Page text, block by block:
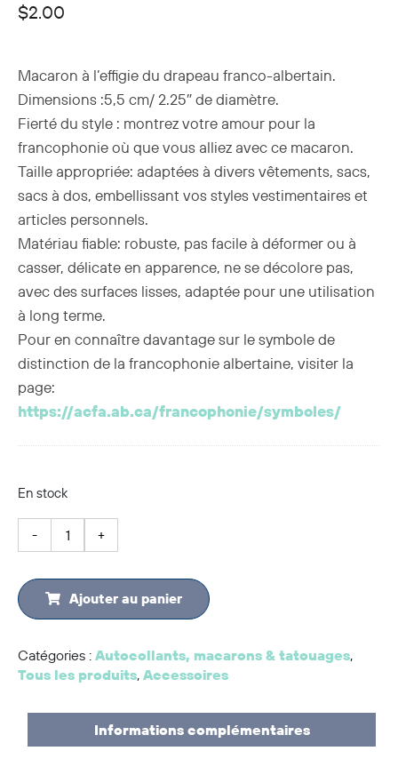
$2.00
Macaron à l’effigie du drapeau franco-albertain.
Dimensions :5,5 cm/ 2.25″ de diamètre.
Fierté du style : montrez votre amour pour la
francophonie où que vous alliez avec ce macaron.
Taille appropriée: adaptées à divers vêtements, sacs,
sacs à dos, embellissant vos styles vestimentaires et
articles personnels.
Matériau fiable: robuste, pas facile à déformer ou à
casser, délicate en apparence, ne se décolore pas,
avec des surfaces lisses, adaptée pour une utilisation
à long terme.
Pour en connaître davantage sur le symbole de
distinction de la francophonie albertaine, visiter la
page:
https://acfa.ab.ca/francophonie/symboles/
En stock
-
quantité
de
-
albertain
+
Ajouter au panier
Catégories : Autocollants, macarons & tatouages,
Tous les produits, Accessoires
Informations complémentaires